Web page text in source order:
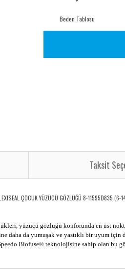
Beden Tablosu
Taksit
ÇOCUK YÜZÜCÜ GÖZLÜĞÜ 8-11595D835 (6-
yüzücü gözlüğü konforunda en üst
daha da yumuşak ve yastıklı bir uyum için
Biofuse® teknolojisine sahip olan bu